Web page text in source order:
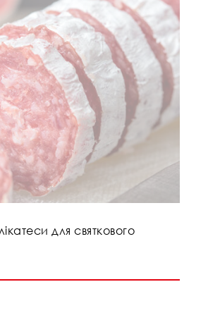
для святкового